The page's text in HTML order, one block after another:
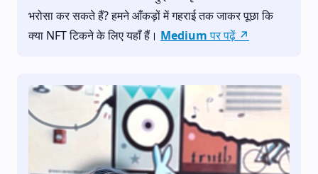
भरोसा कर सकते हैं? हमने आँकड़ों में गहराई तक जाकर पूछा कि
क्या NFT टिकने के लिए यहाँ हैं। Medium पर पढ़ें ↗